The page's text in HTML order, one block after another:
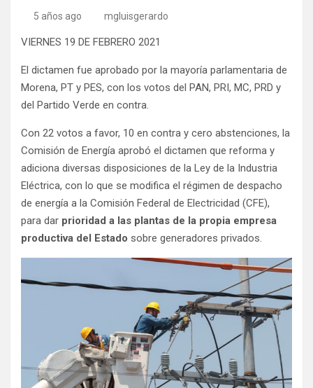
5 años ago mgluisgerardo
VIERNES 19 DE FEBRERO 2021
El dictamen fue aprobado por la mayoría parlamentaria de
Morena, PT y PES, con los votos del PAN, PRI, MC, PRD y
del Partido Verde en contra.
Con 22 votos a favor, 10 en contra y cero abstenciones, la
Comisión de Energía aprobó el dictamen que reforma y
adiciona diversas disposiciones de la Ley de la Industria
Eléctrica, con lo que se modifica el régimen de despacho
de energía a la Comisión Federal de Electricidad (CFE),
para dar prioridad a las plantas de la propia empresa
productiva del Estado sobre generadores privados.